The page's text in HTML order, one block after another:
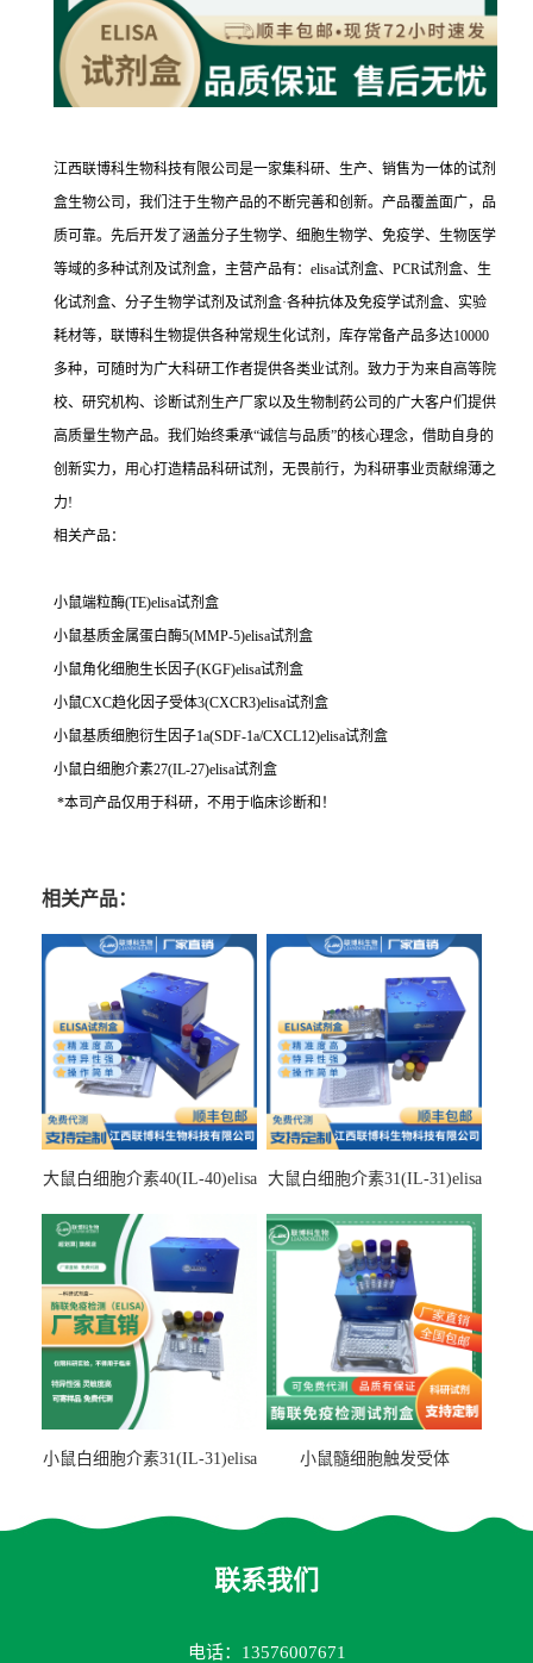
江西联博科生物科技有限公司是一家集科研、生产、销售为一体的试剂
盒生物公司，我们注于生物产品的不断完善和创新。产品覆盖面广，品
质可靠。先后开发了涵盖分子生物学、细胞生物学、免疫学、生物医学
等域的多种试剂及试剂盒，主营产品有：elisa试剂盒、PCR试剂盒、生
化试剂盒、分子生物学试剂及试剂盒·各种抗体及免疫学试剂盒、实验
耗材等，联博科生物提供各种常规生化试剂，库存常备产品多达10000
多种，可随时为广大科研工作者提供各类业试剂。致力于为来自高等院
校、研究机构、诊断试剂生产厂家以及生物制药公司的广大客户们提供
高质量生物产品。我们始终秉承“诚信与品质”的核心理念，借助自身的
创新实力，用心打造精品科研试剂，无畏前行，为科研事业贡献绵薄之
力!
相关产品：
小鼠端粒酶(TE)elisa试剂盒
小鼠基质金属蛋白酶5(MMP-5)elisa试剂盒
小鼠角化细胞生长因子(KGF)elisa试剂盒
小鼠CXC趋化因子受体3(CXCR3)elisa试剂盒
小鼠基质细胞衍生因子1a(SDF-1a/CXCL12)elisa试剂盒
小鼠白细胞介素27(IL-27)elisa试剂盒
*本司产品仅用于科研，不用于临床诊断和！
相关产品：
大鼠白细胞介素40(IL-40)elisa
大鼠白细胞介素31(IL-31)elisa
小鼠白细胞介素31(IL-31)elisa
小鼠髓细胞触发受体
联系我们
电话：13576007671